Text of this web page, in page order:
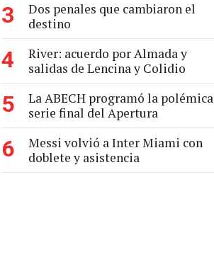
3
Dos penales que cambiaron el
destino
4
River: acuerdo por Almada y
salidas de Lencina y Colidio
5
La ABECH programó la polémica
serie final del Apertura
6
Messi volvió a Inter Miami con
doblete y asistencia